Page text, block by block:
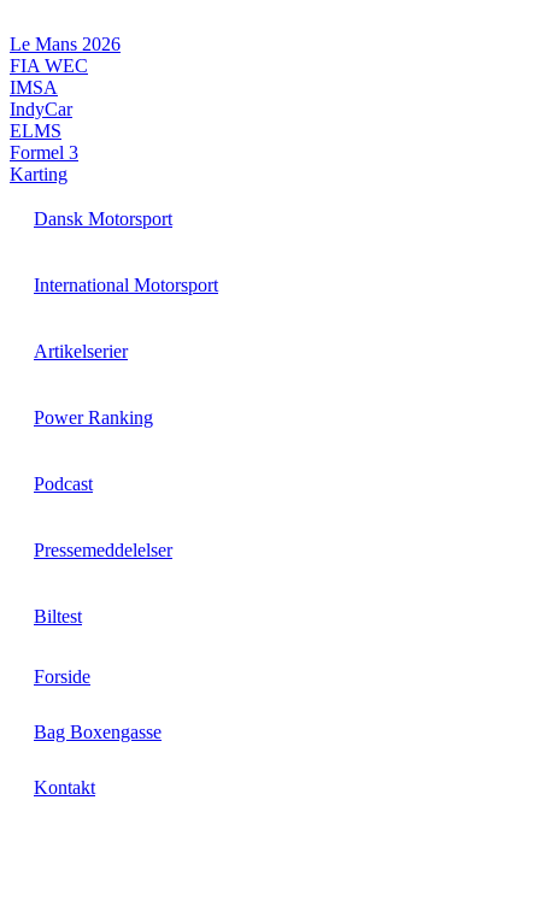
til
indhold
Le Mans 2026
FIA WEC
IMSA
IndyCar
ELMS
Formel 3
Karting
Dansk Motorsport
International Motorsport
Artikelserier
Power Ranking
Podcast
Pressemeddelelser
Biltest
Forside
Bag Boxengasse
Kontakt